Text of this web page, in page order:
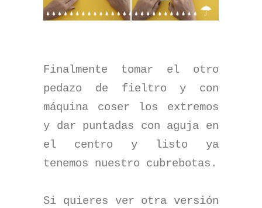
Finalmente tomar el otro
pedazo de fieltro y con
máquina coser los extremos
y dar puntadas con aguja en
el centro y listo ya
tenemos nuestro cubrebotas.
Si quieres ver otra versión